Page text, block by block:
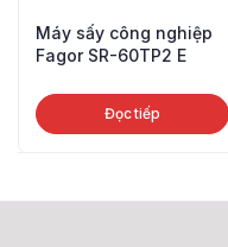
Máy sấy công nghiệp
Fagor SR-60TP2 E
Đọc tiếp